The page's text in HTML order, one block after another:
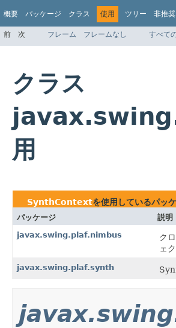
概要 パッケージ クラス 使用 ツリー 非推奨
前 次 フレーム フレームなし すべて
クラス
用
SynthContextを使用しているパッ
パッケージ
説明
javax.swing.plaf.nimbus
ク
ェ
javax.swing.plaf.synth